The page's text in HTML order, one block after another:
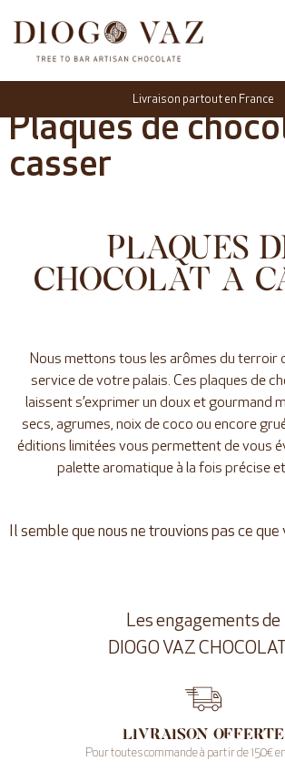
Livraison partout en France
Plaques de
casser
PLAQUES
CHOCOLAT A
Nous mettons tous les arômes du terroir
service de votre palais. Ces plaques de
laissent s’exprimer un doux et gourmand
secs, agrumes, noix de coco ou encore
éditions limitées vous permettent de vous
palette aromatique à la fois précise
Il semble que nous ne trouvions pas ce que
Les engagements de
DIOGO VAZ
livraison offerte
Pour toutes commande à partir de 150€